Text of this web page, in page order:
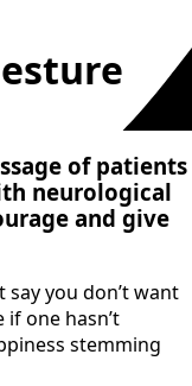
of patients
neurological
and give
say you don’t want
one hasn’t
stemming